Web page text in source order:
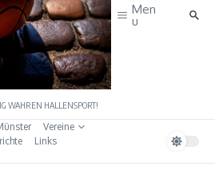
WAHREN HALLENSPORT!
Men
u
Vereine
Links